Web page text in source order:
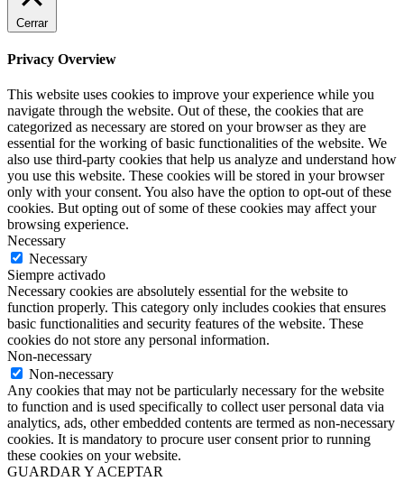
Cerrar
Privacy Overview
This website uses cookies to improve your experience while you
navigate through the website. Out of these, the cookies that are
categorized as necessary are stored on your browser as they are
essential for the working of basic functionalities of the website. We
also use third-party cookies that help us analyze and understand how
you use this website. These cookies will be stored in your browser
only with your consent. You also have the option to opt-out of these
cookies. But opting out of some of these cookies may affect your
browsing experience.
Necessary
Necessary
Siempre activado
Necessary cookies are absolutely essential for the website to
function properly. This category only includes cookies that ensures
basic functionalities and security features of the website. These
cookies do not store any personal information.
Non-necessary
Non-necessary
Any cookies that may not be particularly necessary for the website
to function and is used specifically to collect user personal data via
analytics, ads, other embedded contents are termed as non-necessary
cookies. It is mandatory to procure user consent prior to running
these cookies on your website.
GUARDAR Y ACEPTAR